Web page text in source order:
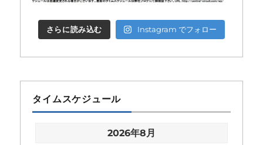
さらに読み込む Instagram でフォロー
タイムスケジュール
2026年8月